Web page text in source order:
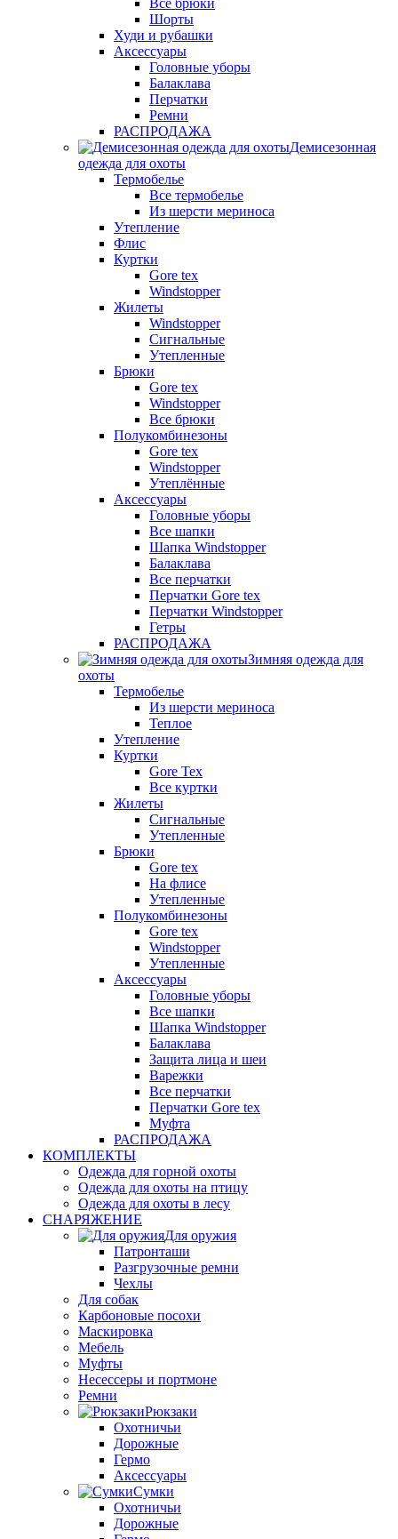
Все брюки
Шорты
Худи и рубашки
Аксессуары
Головные уборы
Балаклава
Перчатки
Ремни
РАСПРОДАЖА
Демисезонная
одежда для охоты
Термобелье
Все термобелье
Из шерсти мериноса
Утепление
Флис
Куртки
Gore tex
Windstopper
Жилеты
Windstopper
Сигнальные
Утепленные
Брюки
Gore tex
Windstopper
Все брюки
Полукомбинезоны
Gore tex
Windstopper
Утеплённые
Аксессуары
Головные уборы
Все шапки
Шапка Windstopper
Балаклава
Все перчатки
Перчатки Gore tex
Перчатки Windstopper
Гетры
РАСПРОДАЖА
Зимняя одежда для
охоты
Термобелье
Из шерсти мериноса
Теплое
Утепление
Куртки
Gore Tex
Все куртки
Жилеты
Сигнальные
Утепленные
Брюки
Gore tex
На флисе
Утепленные
Полукомбинезоны
Gore tex
Windstopper
Утепленные
Аксессуары
Головные уборы
Все шапки
Шапка Windstopper
Балаклава
Защита лица и шеи
Варежки
Все перчатки
Перчатки Gore tex
Муфта
РАСПРОДАЖА
КОМПЛЕКТЫ
Одежда для горной охоты
Одежда для охоты на птицу
Одежда для охоты в лесу
СНАРЯЖЕНИЕ
Для оружия
Патронташи
Разгрузочные ремни
Чехлы
Для собак
Карбоновые посохи
Маскировка
Мебель
Муфты
Несессеры и портмоне
Ремни
Рюкзаки
Охотничьи
Дорожные
Гермо
Аксессуары
Сумки
Охотничьи
Дорожные